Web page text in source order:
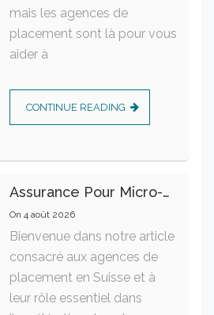
mais les agences de
placement sont là pour vous
aider à
CONTINUE READING
Assurance Pour Micro-Entrepreneur : Les Garanties Essentielles À Connaître
On 4 août 2026
Bienvenue dans notre article
consacré aux agences de
placement en Suisse et à
leur rôle essentiel dans